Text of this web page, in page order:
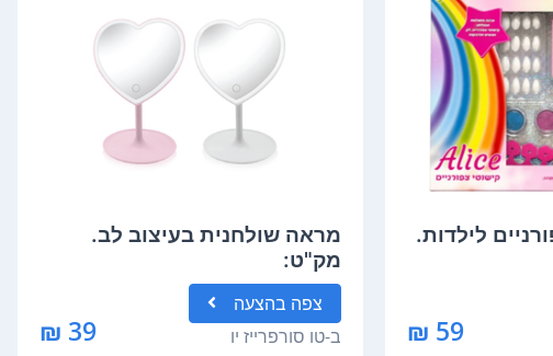
לילדות.
59 ₪
מראה שולחנית בעיצוב לב.
מק"ט:
צפה בהצעה
ב-טו סורפרייז יו 39 ₪